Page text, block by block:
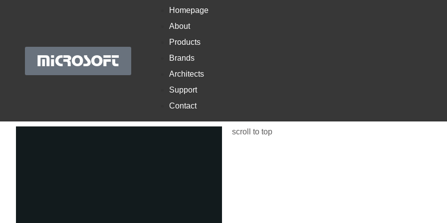
MICROSOFT
Homepage
About
Products
Brands
Architects
Support
Contact
scroll to top